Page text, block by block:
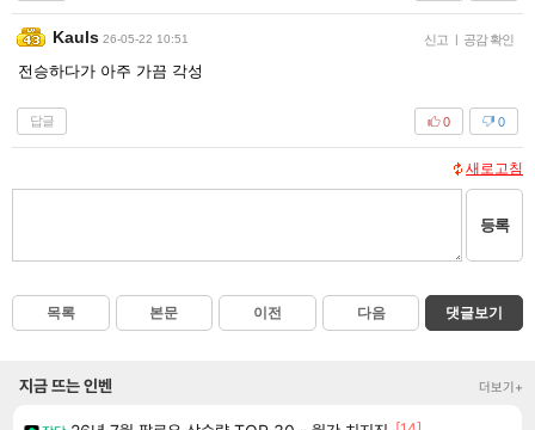
Kauls 26-05-22 10:51 신고 | 공감 확인
전승하다가 아주 가끔 각성
답글 0
0
새로고침
등록
목록 본문 이전 다음 댓글보기
지금 뜨는 인벤 더보기+